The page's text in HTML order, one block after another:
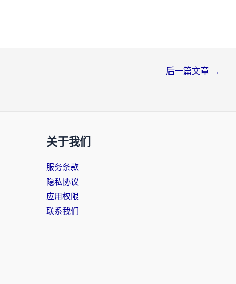
后一篇文章 →
关于我们
服务条款
隐私协议
应用权限
联系我们